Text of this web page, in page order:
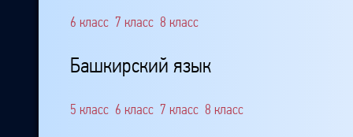
6 класс 7 класс 8 класс
Башкирский язык
5 класс 6 класс 7 класс 8 класс